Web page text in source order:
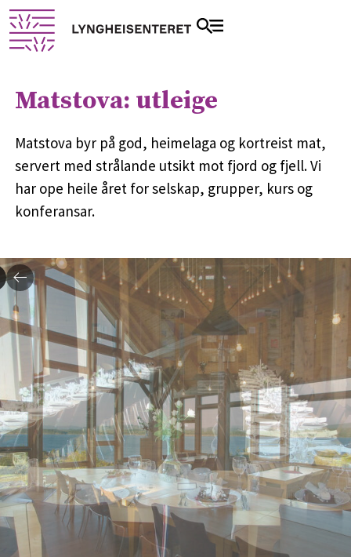
Matstova: utleige
Matstova byr på god, heimelaga og kortreist mat,
servert med strålande utsikt mot fjord og fjell. Vi
har ope heile året for selskap, grupper, kurs og
konferansar.